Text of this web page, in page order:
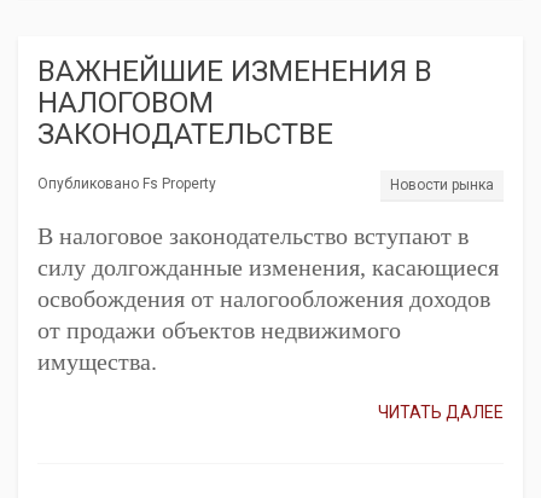
ВАЖНЕЙШИЕ ИЗМЕНЕНИЯ В
НАЛОГОВОМ
ЗАКОНОДАТЕЛЬСТВЕ
Опубликовано Fs Property Новости рынка
В налоговое законодательство вступают в
силу долгожданные изменения, касающиеся
освобождения от налогообложения доходов
от продажи объектов недвижимого
имущества.
ЧИТАТЬ ДАЛЕЕ